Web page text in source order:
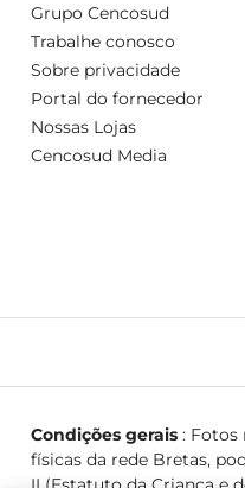
Grupo Cencosud
Trabalhe conosco
Sobre privacidade
Portal do fornecedor
Nossas Lojas
Cencosud Media
Condições gerais: Fotos
físicas da rede Bretas,